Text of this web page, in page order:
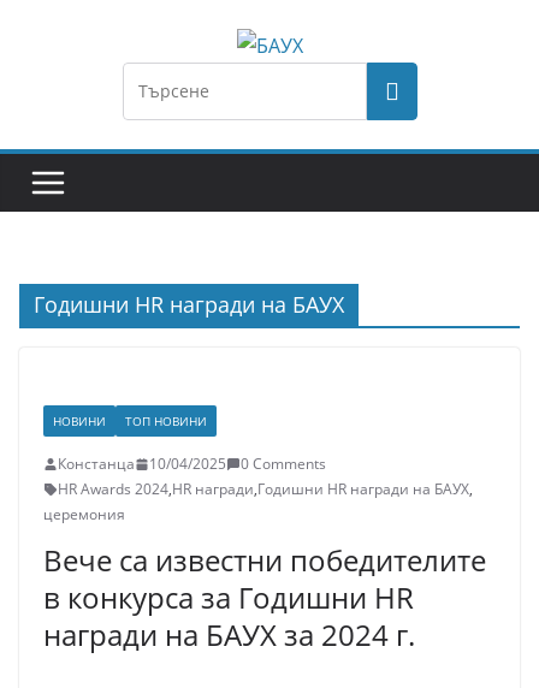
Годишни HR награди на БАУХ
НОВИНИ ТОП НОВИНИ
Констанца 10/04/2025
0 Comments
HR Awards 2024,HR награди,Годишни HR награди на БАУХ,
церемония
Вече са известни победителите
в конкурса за Годишни HR
награди на БАУХ за 2024 г.